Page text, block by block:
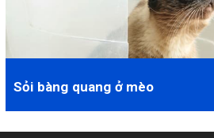
Sỏi bàng quang ở mèo
thường thấy ở mèo bị sỏi ...